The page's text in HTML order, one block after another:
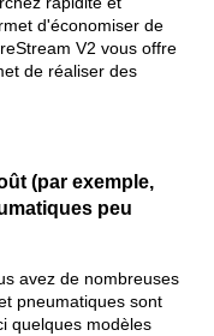
d'économiser de
V2 vous offre
de réaliser des
(par exemple,
peu
avez de nombreuses
pneumatiques sont
quelques modèles